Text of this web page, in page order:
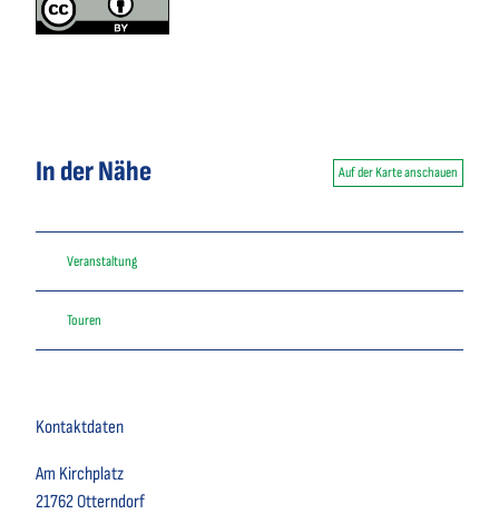
In der Nähe Auf der Karte anschauen
Veranstaltung
Touren
Kontaktdaten
Am Kirchplatz
21762 Otterndorf